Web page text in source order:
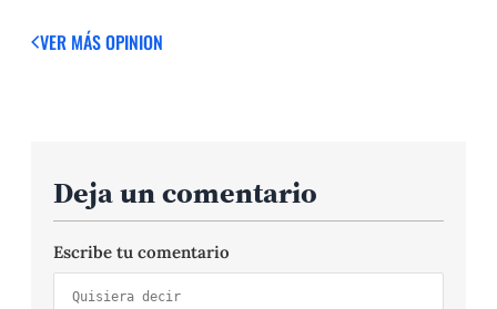
VER MÁS OPINION
Deja un comentario
Escribe tu comentario